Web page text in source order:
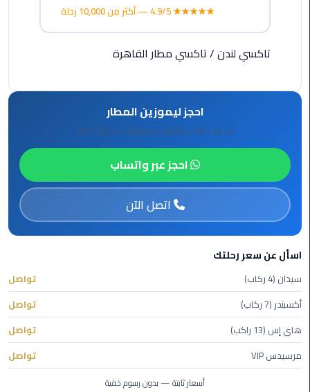
الاسكندريه
الاسكندريه
مطروح
ليموزين
المطار
ليموزين
البحر
الأحمر
من
مطار
القاهرة
★★★★★ 4.9/5 — أكثر من 10,000 رحلة
تاكسي لندن/تاكسي مطار القاهرة
احجز ليموزين المطار
أسعار ثابتة، سائقون محترفون، خدمة 24/7
احجز عبر واتساب
اتصل الآن
اسأل عن سعر رحلتك
سيدان (4 ركاب)
تواصل
أكسبندر (7 ركاب)
تواصل
هاي إس (13 راكب)
تواصل
مرسيدس VIP
تواصل
أسعار ثابتة — بدون رسوم خفية